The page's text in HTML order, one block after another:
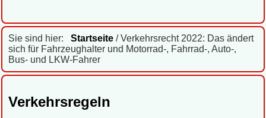
Sie sind hier: Startseite / Verkehrsrecht 2022: Das ändert
sich für Fahrzeughalter und Motorrad-, Fahrrad-, Auto-,
Bus- und LKW-Fahrer
Verkehrsregeln